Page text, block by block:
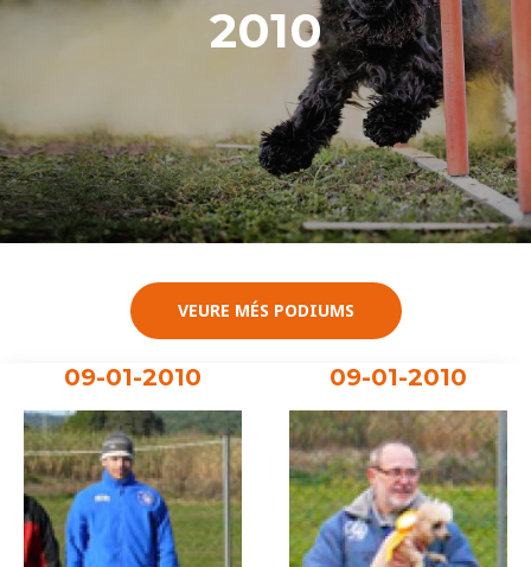
2010
VEURE MÉS PODIUMS
09-01-2010 09-01-2010